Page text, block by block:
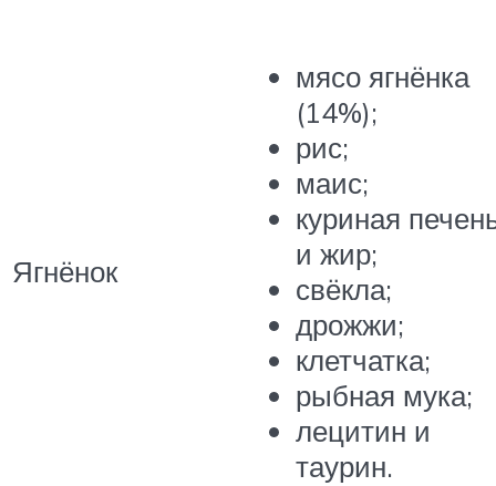
Ягнёнок
мясо ягнёнка
(14%);
рис;
маис;
куриная
и жир;
свёкла;
дрожжи;
клетчатка;
рыбная мука;
лецитин и
таурин.